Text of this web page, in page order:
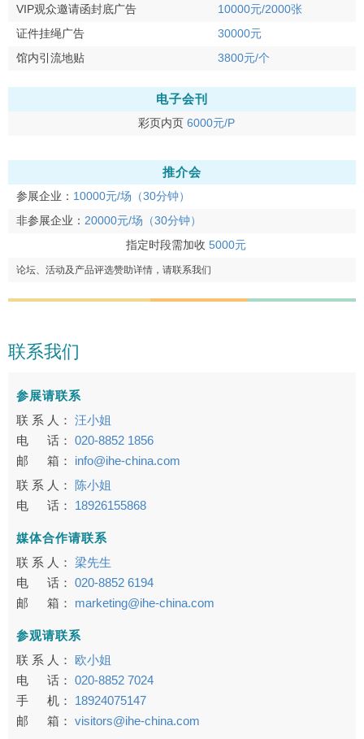
VIP观众邀请函封底广告
10000元/2000张
证件挂绳广告
30000元
馆内引流地贴
3800元/个
电子会刊
彩页内页 6000元/P
推介会
参展企业： 10000元/场（30分钟）
非参展企业： 20000元/场（30分钟）
指定时段需加收 5000元
论坛、活动及产品评选赞助详情，请联系我们
联系我们
参展请联系
联 系 人： 汪小姐
电 话： 020-8852 1856
邮 箱：
info@ihe-china.com
联 系 人：
陈小姐
电 话：
18926155868
媒体合作请联系
联 系 人： 梁先生
电 话： 020-8852 6194
邮 箱：
marketing@ihe-china.com
参观请联系
联 系 人：
欧小姐
电 话： 020-8852 7024
手 机：
18924075147
邮 箱： visitors@ihe-china.com